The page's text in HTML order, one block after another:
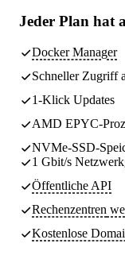
Jeder Plan hat
Docker Manager
Schneller Zugriff
1-Klick Updates
AMD EPYC-
NVMe-SSD-
1 Gbit/s
Öffentliche API
Rechenzentren
Kostenlose